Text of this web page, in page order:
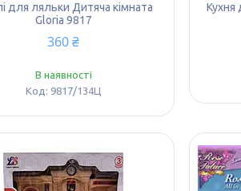
для ляльки Дитяча кімната
Gloria 9817
360 ₴
В наявності
9817/134Ц
Кухня